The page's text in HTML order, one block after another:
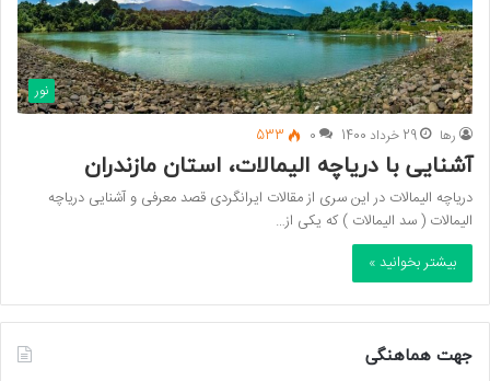
نور
رها 29 خرداد 1400 0
533
آشنایی با دریاچه الیمالات، استان مازندران
دریاچه الیمالات در این سری از مقالات ایرانگردی قصد معرفی و آشنایی دریاچه
الیمالات ( سد الیمالات ) که یکی از…
بیشتر بخوانید »
جهت هماهنگی